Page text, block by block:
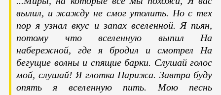
вылил, и жажду не смог утолить. Но с тех
пор я узнал вкус и запах вселенной. Я пьян,
потому что вселенную выпил
На
набережной, где я бродил и смотрел
На
бегущие волны и спящие барки. Слушай голос
мой, слушай! Я глотка Парижа. Завтра буду
опять я вселенную пить. Мою песнь